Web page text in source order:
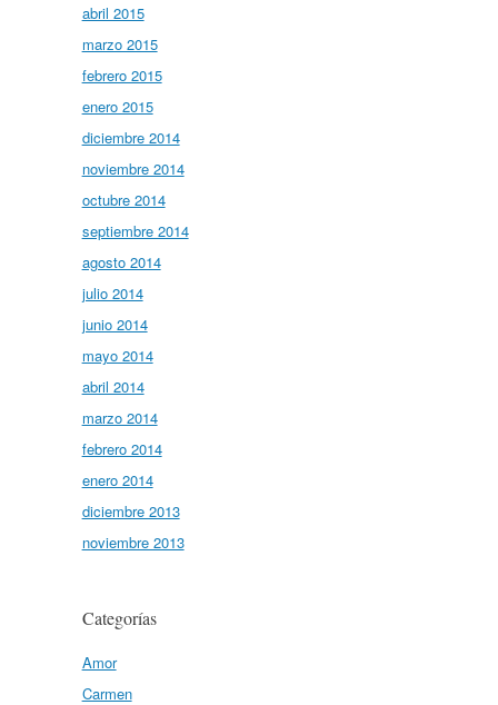
abril 2015
marzo 2015
febrero 2015
enero 2015
diciembre 2014
noviembre 2014
octubre 2014
septiembre 2014
agosto 2014
julio 2014
junio 2014
mayo 2014
abril 2014
marzo 2014
febrero 2014
enero 2014
diciembre 2013
noviembre 2013
Categorías
Amor
Carmen